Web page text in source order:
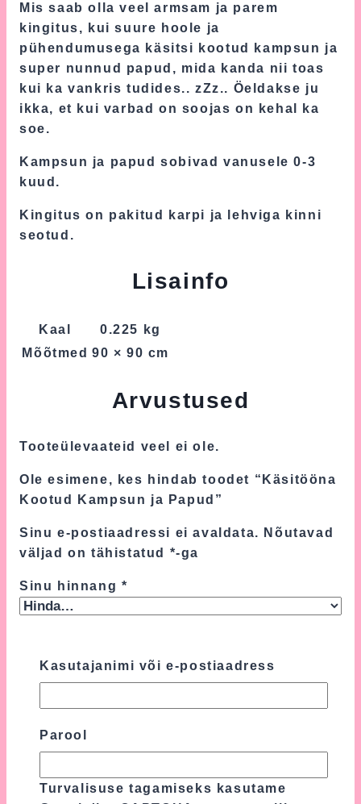
Mis saab olla veel armsam ja parem
kingitus, kui suure hoole ja
pühendumusega käsitsi kootud kampsun ja
super nunnud papud, mida kanda nii toas
kui ka vankris tudides.. zZz.. Öeldakse ju
ikka, et kui varbad on soojas on kehal ka
soe.
Kampsun ja papud sobivad vanusele 0-3
kuud.
Kingitus on pakitud karpi ja lehviga kinni
seotud.
Lisainfo
Kaal
0.225 kg
Mõõtmed 90 × 90 cm
Arvustused
Tooteülevaateid veel ei ole.
Ole esimene, kes hindab toodet “Käsitööna
Kootud Kampsun ja Papud”
Sinu e-postiaadressi ei avaldata. Nõutavad
väljad on tähistatud *-ga
Sinu hinnang *
Kasutajanimi või e-postiaadress
Parool
Turvalisuse tagamiseks kasutame